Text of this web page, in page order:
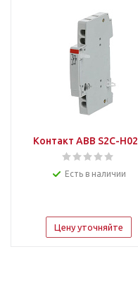
Контакт ABB S2C-
Есть в наличии
Цену уточняйте